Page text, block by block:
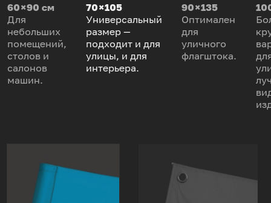
60 × 90 см
Для
небольших
помещений,
столов и
салонов
машин.
70 × 105
Универсальный
размер —
подходит и для
улицы, и для
интерьера.
90 × 135
Оптимален
для
уличного
флагштока.